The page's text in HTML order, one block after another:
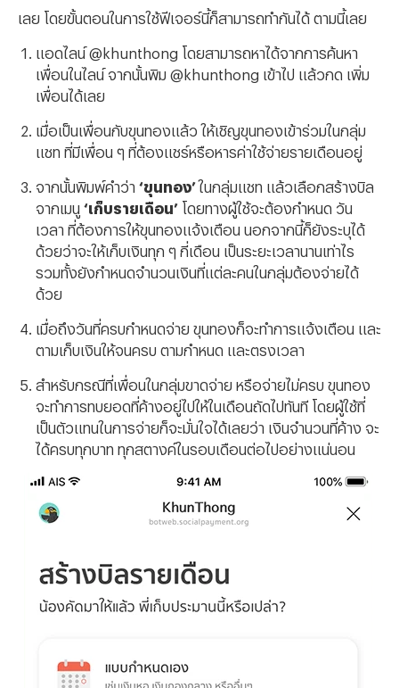
เลย โดยขั้นตอนในการใช้ฟีเจอร์นี้ก็สามารถทำกันได้ ตามนี้เลย
แอดไลน์ @khunthong โดยสามารถหาได้จากการค้นหา
เพื่อนในไลน์ จากนั้นพิม @khunthong เข้าไป แล้วกด เพิ่ม
เพื่อนได้เลย
เมื่อเป็นเพื่อนกับขุนทองแล้ว ให้เชิญขุนทองเข้าร่วมในกลุ่ม
แชท ที่มีเพื่อน ๆ ที่ต้องแชร์หรือหารค่าใช้จ่ายรายเดือนอยู่
จากนั้นพิมพ์คำว่า ‘ขุนทอง’ในกลุ่มแชท แล้วเลือกสร้างบิล
จากเมนู ‘เก็บรายเดือน’ โดยทางผู้ใช้จะต้องกำหนด วัน
เวลา ที่ต้องการให้ขุนทองแจ้งเตือน นอกจากนี้ก็ยังระบุได้
ด้วยว่าจะให้เก็บเงินทุก ๆ กี่เดือน เป็นระยะเวลานานเท่าไร
รวมทั้งยังกำหนดจำนวนเงินที่แต่ละคนในกลุ่มต้องจ่ายได้
ด้วย
เมื่อถึงวันที่ครบกำหนดจ่าย ขุนทองก็จะทำการแจ้งเตือน และ
ตามเก็บเงินให้จนครบ ตามกำหนด และตรงเวลา
สำหรับกรณีที่เพื่อนในกลุ่มขาดจ่าย หรือจ่ายไม่ครบ ขุนทอง
จะทำการทบยอดที่ค้างอยู่ไปให้ในเดือนถัดไปทันที โดยผู้ใช้ที่
เป็นตัวแทนในการจ่ายก็จะมั่นใจได้เลยว่า เงินจำนวนที่ค้าง จะ
ได้ครบทุกบาท ทุกสตางค์ในรอบเดือนต่อไปอย่างแน่นอน